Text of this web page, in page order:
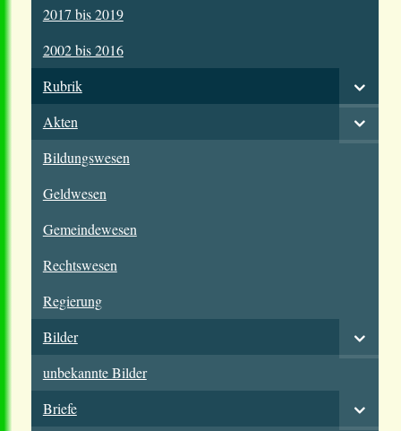
2017 bis 2019
2002 bis 2016
Rubrik
Akten
Bildungswesen
Geldwesen
Gemeindewesen
Rechtswesen
Regierung
Bilder
unbekannte Bilder
Briefe